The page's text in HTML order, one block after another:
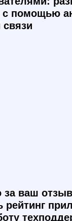
с помощью
связи
за ваш
рейтинг